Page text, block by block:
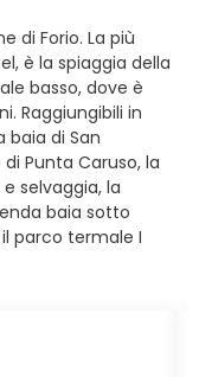
di Forio. La più
è la spiaggia della
basso, dove è
Raggiungibili in
baia di San
Punta Caruso, la
selvaggia, la
baia sotto
parco termale I